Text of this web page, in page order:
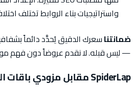
واستراتيجيات بناء الروابط تختلف
ضمانتناسعرك الدقيق يُحدَّد دائماً
— ليس قبله. لا نقدم عروضاً دون فهم
SpiderLap مقابل مزودي باقات السيو الآخرين